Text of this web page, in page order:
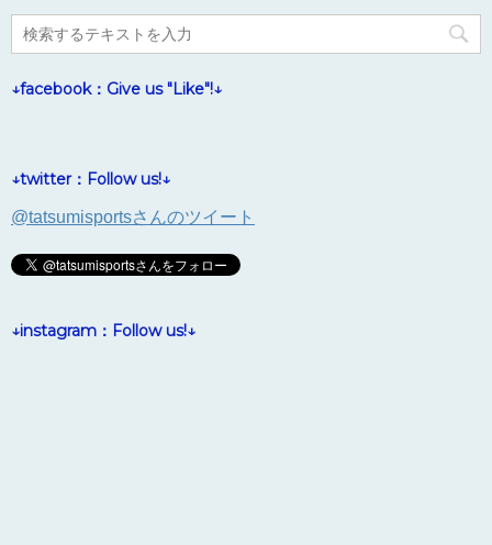
↓facebook：Give us "Like"!↓
↓twitter：Follow us!↓
@tatsumisportsさんのツイート
↓instagram：Follow us!↓